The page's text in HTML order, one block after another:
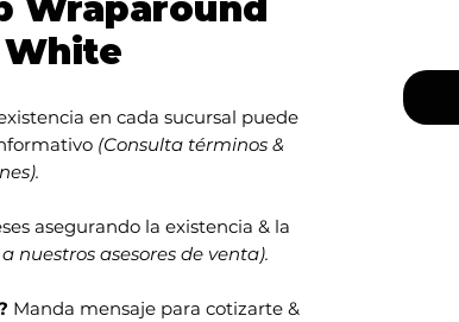
Wraparound
en cada sucursal puede
(Consulta términos &
asegurando la existencia & la
nuestros asesores de venta).
Manda mensaje para cotizarte &